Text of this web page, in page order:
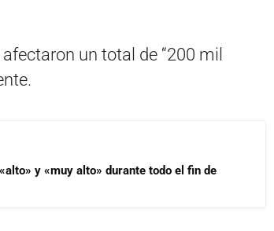
un total de “200 mil
y «muy alto» durante todo el fin de